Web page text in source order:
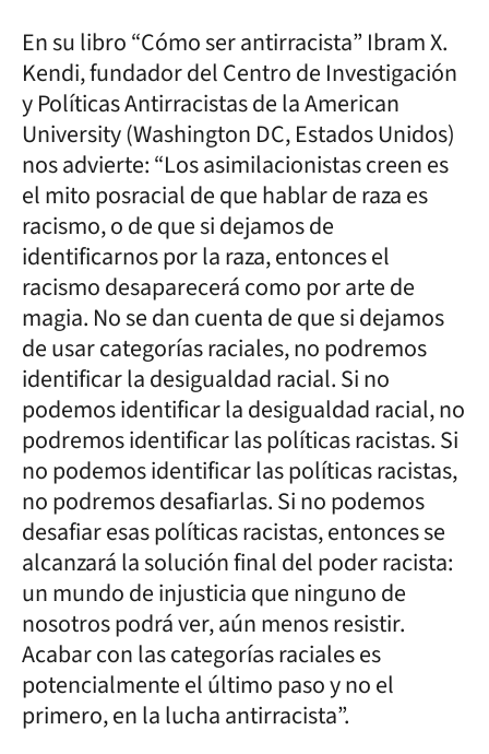
En su libro “Cómo ser antirracista” Ibram X.
Kendi, fundador del Centro de Investigación
y Políticas Antirracistas de la American
University (Washington DC, Estados Unidos)
nos advierte: “Los asimilacionistas creen es
el mito posracial de que hablar de raza es
racismo, o de que si dejamos de
identificarnos por la raza, entonces el
racismo desaparecerá como por arte de
magia. No se dan cuenta de que si dejamos
de usar categorías raciales, no podremos
identificar la desigualdad racial. Si no
podemos identificar la desigualdad racial, no
podremos identificar las políticas racistas. Si
no podemos identificar las políticas racistas,
no podremos desafiarlas. Si no podemos
desafiar esas políticas racistas, entonces se
alcanzará la solución final del poder racista:
un mundo de injusticia que ninguno de
nosotros podrá ver, aún menos resistir.
Acabar con las categorías raciales es
potencialmente el último paso y no el
primero, en la lucha antirracista”.